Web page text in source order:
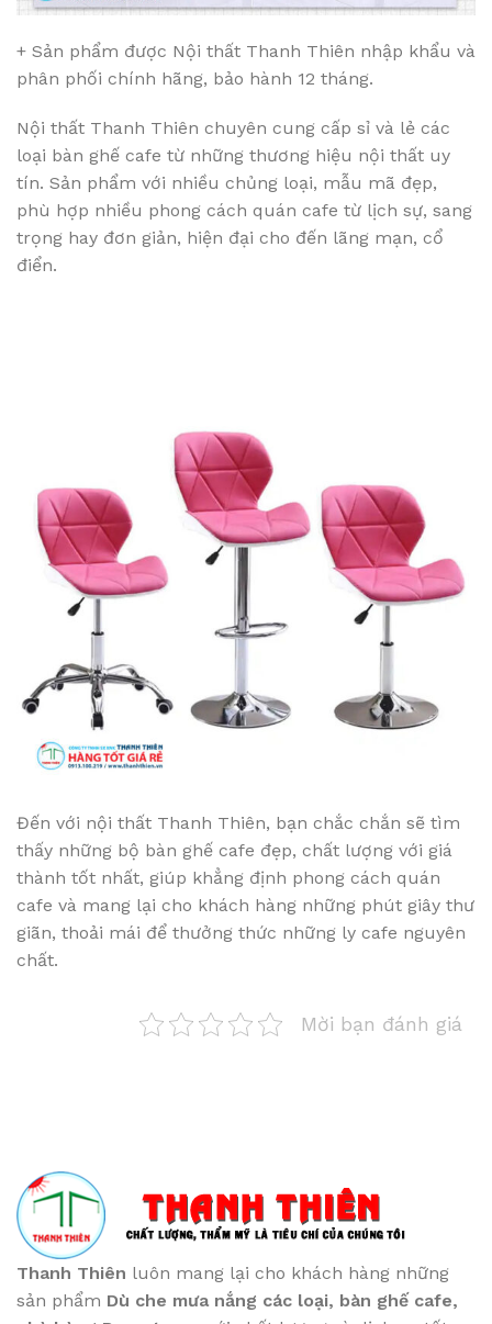
+ Sản phẩm được Nội thất Thanh Thiên nhập khẩu và
phân phối chính hãng, bảo hành 12 tháng.
Nội thất Thanh Thiên chuyên cung cấp sỉ và lẻ các
loại bàn ghế cafe từ những thương hiệu nội thất uy
tín. Sản phẩm với nhiều chủng loại, mẫu mã đẹp,
phù hợp nhiều phong cách quán cafe từ lịch sự, sang
trọng hay đơn giản, hiện đại cho đến lãng mạn, cổ
điển.
Đến với nội thất Thanh Thiên, bạn chắc chắn sẽ tìm
thấy những bộ bàn ghế cafe đẹp, chất lượng với giá
thành tốt nhất, giúp khẳng định phong cách quán
cafe và mang lại cho khách hàng những phút giây thư
giãn, thoải mái để thưởng thức những ly cafe nguyên
chất.
Mời bạn đánh giá
Thanh Thiên luôn mang lại cho khách hàng những
sản phẩm Dù che mưa nắng các loại, bàn ghế cafe,